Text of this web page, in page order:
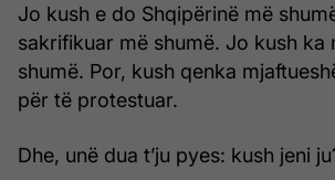
Jo kush e do Shqipërinë më
sakrifikuar më shumë. Jo kush ka
shumë. Por, kush qenka
për të protestuar.
Dhe, unë dua t’ju pyes: kush jeni